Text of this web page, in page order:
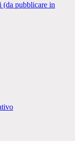
pubblicare in